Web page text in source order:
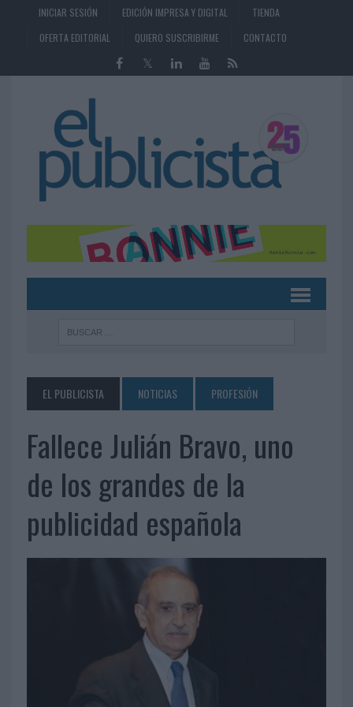
INICIAR SESIÓN EDICIÓN IMPRESA Y DIGITAL
TIENDA
OFERTA EDITORIAL
QUIERO SUSCRIBIRME CONTACTO
EL PUBLICISTA NOTICIAS PROFESIÓN
Fallece Julián Bravo, uno
de los grandes de la
publicidad española